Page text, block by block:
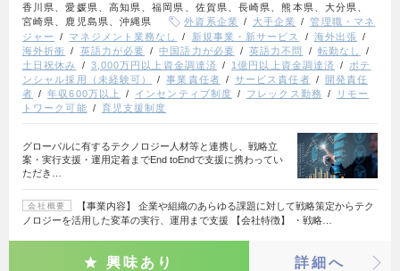
香川県、愛媛県、高知県、福岡県、佐賀県、長崎県、熊本県、大分県、
宮崎県、鹿児島県、沖縄県
外資系企業 大手企業
管理職・マネ
ジャー
マネジメント業務なし 新規事業・新サービス
海外出張
海外折衝
英語力が必要 中国語力が必要 英語力不問
転勤なし
土日祝休み
3,000万円以上資金調達済 1億円以上資金調達済
ポテ
ンシャル採用（未経験可）
事業責任者 サービス責任者
開発責任
者
年収600万以上 インセンティブ制度 フレックス勤務
リモー
トワーク可能
育児支援制度
グローバルに有するテクノロジー人材等と連携し、戦略立
案・実行支援・運用定着までEnd toEndで支援に携わってい
ただき…
会社概要
【事業内容】 企業や組織のあらゆる課題に対して戦略策定からテク
ノロジーを活用した変革の実行、運用まで支援 【会社特徴】 ・戦略…
興味あり 詳細へ